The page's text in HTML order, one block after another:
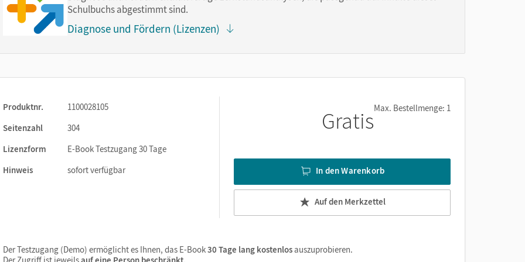
Sie sind seitengenau platziert, damit Sie und Ihre Schüler/-innen
Schulbuchs abgestimmt sind.
Diagnose und Fördern (Lizenzen)
Produktnr.
1100028105
Seitenzahl
304
Lizenzform
E-Book Testzugang 30 Tage
Hinweis
sofort verfügbar
GratisMax. Bestellmenge: 1
In den Warenkorb
Auf den Merkzettel
Der Testzugang (Demo) ermöglicht es Ihnen, das E-Book30 Tage lang kostenlosauszuprobieren.